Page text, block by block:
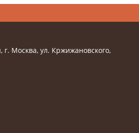
г. Москва, ул. Кржижановского,